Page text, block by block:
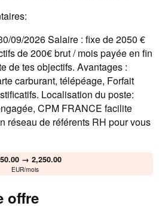
09/2026 Salaire : fixe de 2050 €
de 200€ brut / mois payée en fin
de tes objectifs. Avantages :
carburant, télépéage, Forfait
Localisation du poste:
CPM FRANCE facilite
réseau de référents RH pour vous
→ 2,250.00
EUR/mois
offre